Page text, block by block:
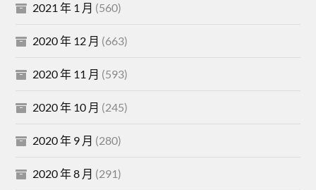
2021 年 1 月 (560)
2020 年 12 月 (663)
2020 年 11 月 (593)
2020 年 10 月 (245)
2020 年 9 月 (280)
2020 年 8 月 (291)